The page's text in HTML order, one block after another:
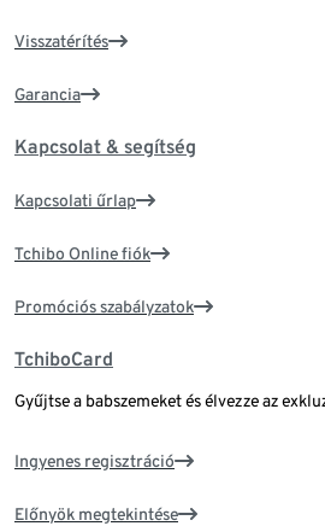
Visszatérítés
Garancia
Kapcsolat & segítség
Kapcsolati űrlap
Tchibo Online fiók
Promóciós szabályzatok
TchiboCard
Gyűjtse a babszemeket és élvezze az
Ingyenes regisztráció
Előnyök megtekintése